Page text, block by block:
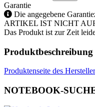
Garantie
Die angegebene
ARTIKEL IST NICHT
Das Produkt ist zur Zeit
Produktbeschreibung
Produktenseite des
NOTEBOOK-